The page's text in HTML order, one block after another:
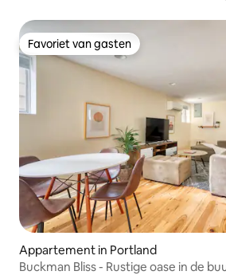
Favoriet van gasten
Favoriet van gasten
Appartement in Portland
Buckman Bliss - Rustige oase in de